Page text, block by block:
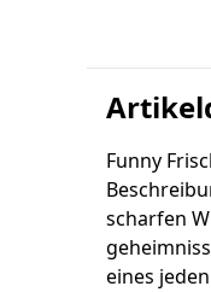
Funny
scharfen
eines